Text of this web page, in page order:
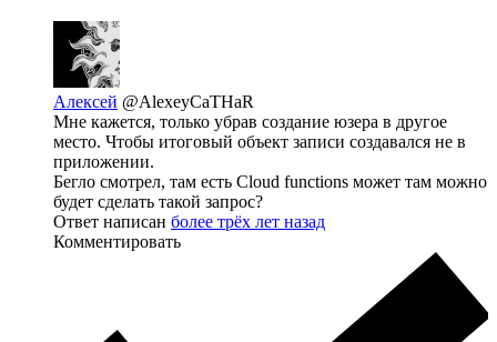
Алексей @AlexeyCaTHaR
Мне кажется, только убрав создание юзера в другое
место. Чтобы итоговый объект записи создавался не в
приложении.
Бегло смотрел, там есть Cloud functions может там можно
будет сделать такой запрос?
Ответ написан более трёх лет назад
Комментировать